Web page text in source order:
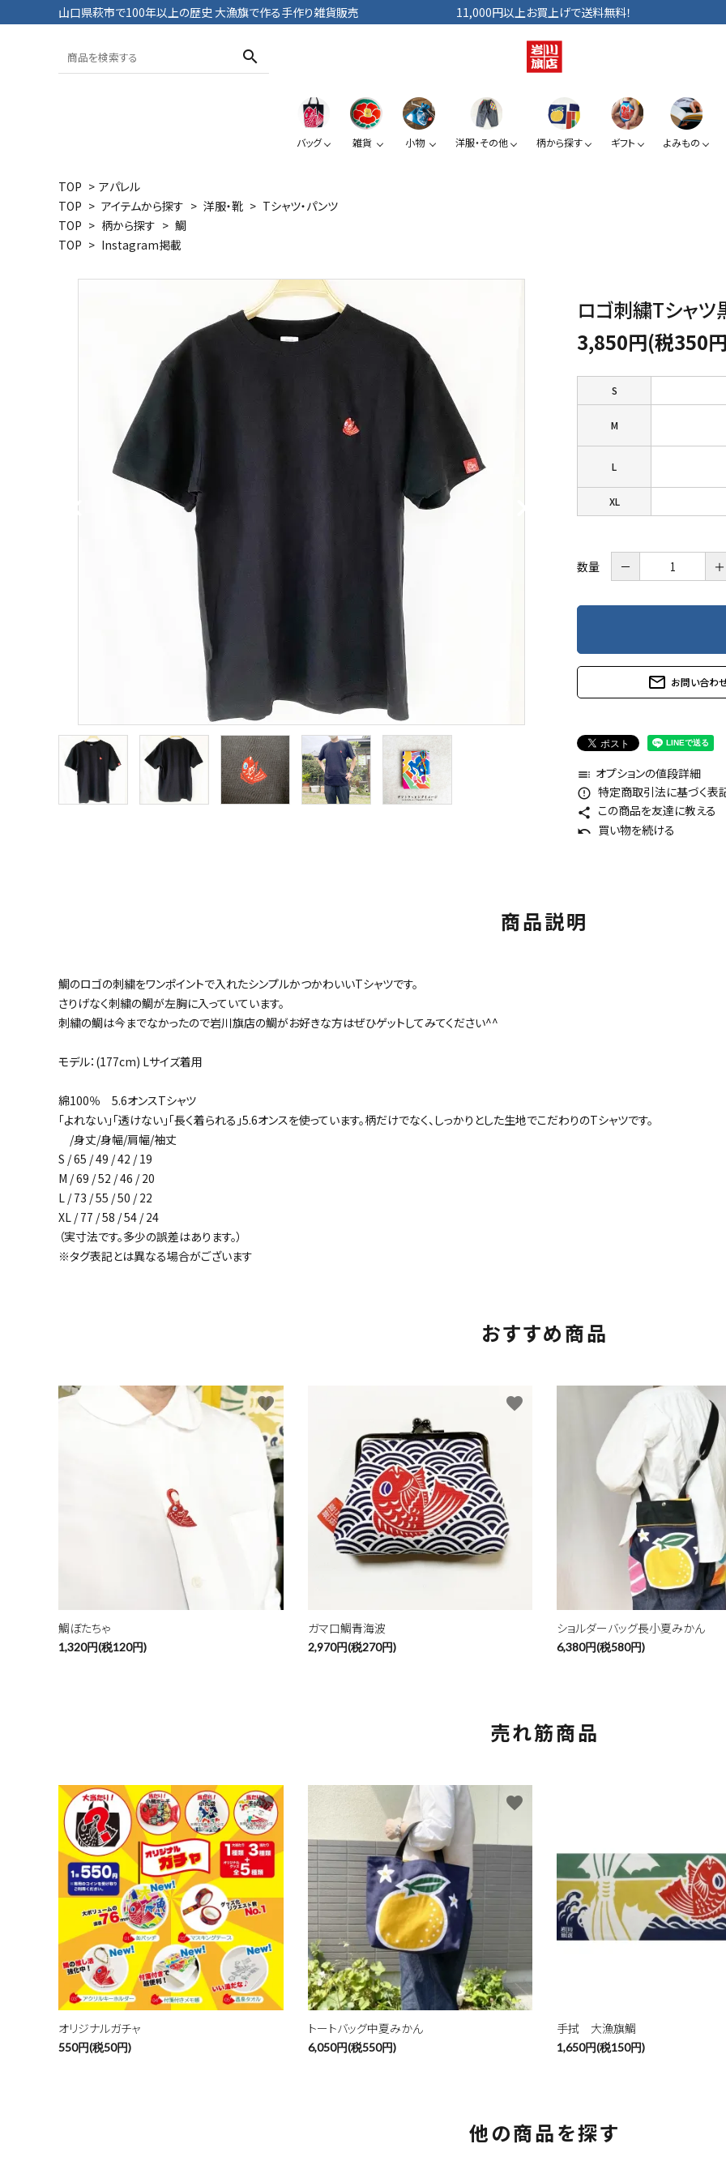
山口県萩市で100年以上の歴史 大漁旗で作る手作り雑貨販売 11,000円以上お買上げで送料無料！
search
バッグ
トートバッグ
雑貨
おざぶ
大漁旗
小物
ブックカバー
ペンケース スマートフォン提げ
カードケース
洋服・その他
Tシャツ・パンツ
柄から探す
おにようず
ギフト よみもの
TOP > アパレル
TOP > アイテムから探す > 洋服・靴 > Tシャツ・パンツ
TOP > 柄から探す > 鯛
TOP > Instagram掲載
ロゴ刺繍Tシャツ
3,850円(税350
S
M
L
XL
数量 － ＋
mail_outline お問い合わ
toc オプションの値段詳細
error_outline 特定商取引法に基づく表
share この商品を友達に教える
undo 買い物を続ける
商品説明
鯛のロゴの刺繍をワンポイントで入れたシンプルかつかわいいTシャツです。
さりげなく刺繍の鯛が左胸に入っていています。
刺繍の鯛は今までなかったので岩川旗店の鯛がお好きな方はぜひゲットしてみてください^^
モデル：(177cm) Lサイズ着用
綿100％ 5.6オンスTシャツ
「よれない」「透けない」「長く着られる」5.6オンスを使っています。柄だけでなく、しっかりとした生地でこだわりのTシャツです。
/身丈/身幅/肩幅/袖丈
S / 65 / 49 / 42 / 19
M / 69 / 52 / 46 / 20
L / 73 / 55 / 50 / 22
XL / 77 / 58 / 54 / 24
（実寸法です。多少の誤差はあります。）
※タグ表記とは異なる場合がございます
おすすめ商品
鯛ぼたちゃ
1,320円(税120円)
favorite
ガマ口鯛青海波
2,970円(税270円)
favorite
ショルダーバッグ長小夏みかん
6,380円(税580円)
売れ筋商品
オリジナルガチャ
550円(税50円)
favorite
トートバッグ中夏みかん
6,050円(税550円)
favorite
手拭 大漁旗鯛
1,650円(税150円)
他の商品を探す